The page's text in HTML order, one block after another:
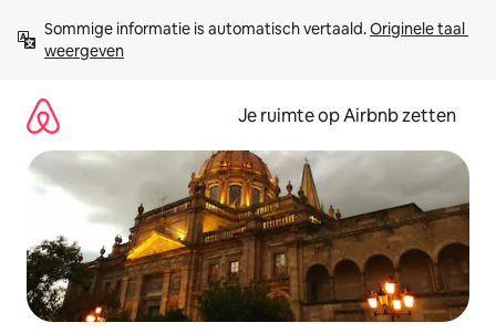
direct
naar
Sommige informatie is automatisch vertaald. Originele taal
weergeven
Je ruimte op Airbnb zetten